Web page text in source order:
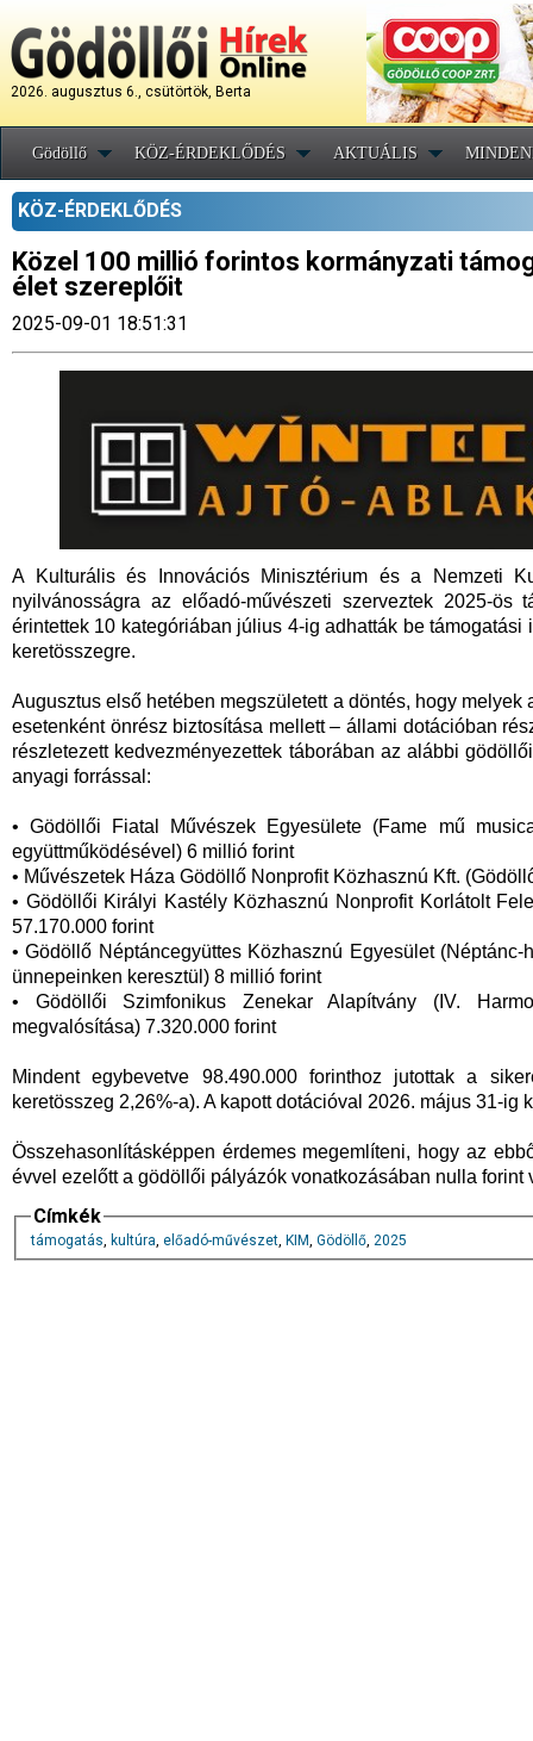
2026. augusztus 6., csütörtök, Berta
Gödöllő KÖZ-ÉRDEKLŐDÉS AKTUÁLIS
KÖZ-ÉRDEKLŐDÉS
Közel 100 millió forintos kormányzati
élet szereplőit
2025-09-01 18:51:31
A Kulturális és Innovációs Minisztérium és a Nemzeti
nyilvánosságra az előadó-művészeti szerveztek 2025-ös
érintettek 10 kategóriában július 4-ig adhatták be
keretösszegre.
Augusztus első hetében megszületett a döntés, hogy
esetenként önrész biztosítása mellett – állami dotációban
részletezett kedvezményezettek táborában az alábbi
anyagi forrással:
• Gödöllői Fiatal Művészek Egyesülete (Fame mű
együttműködésével) 6 millió forint
• Művészetek Háza Gödöllő Nonprofit Közhasznú Kft.
• Gödöllői Királyi Kastély Közhasznú Nonprofit Korlátolt
57.170.000 forint
• Gödöllő Néptáncegyüttes Közhasznú Egyesület
ünnepeinken keresztül) 8 millió forint
• Gödöllői Szimfonikus Zenekar Alapítvány (IV.
megvalósítása) 7.320.000 forint
Mindent egybevetve 98.490.000 forinthoz jutottak a
keretösszeg 2,26%-a). A kapott dotációval 2026. május 31-
Összehasonlításképpen érdemes megemlíteni, hogy az
évvel ezelőtt a gödöllői pályázók vonatkozásában nulla forint
Címkék
támogatás, kultúra, előadó-művészet, KIM, Gödöllő, 2025